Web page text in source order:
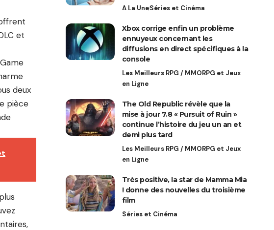
et
deux
pièce
A La UneSéries et Cinéma
Xbox corrige enfin un problème
ennuyeux concernant les
diffusions en direct spécifiques à la
console
Les Meilleurs RPG / MMORPG et Jeux
en Ligne
The Old Republic révèle que la
mise à jour 7.8 « Pursuit of Ruin »
continue l’histoire du jeu un an et
demi plus tard
Les Meilleurs RPG / MMORPG et Jeux
en Ligne
Très positive, la star de Mamma Mia
! donne des nouvelles du troisième
film
Séries et Cinéma